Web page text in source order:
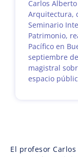
Carlos
Arquitectura,
Seminario
Patrimonio,
Pacífico en
septiembre
magistral
espacio
El profesor